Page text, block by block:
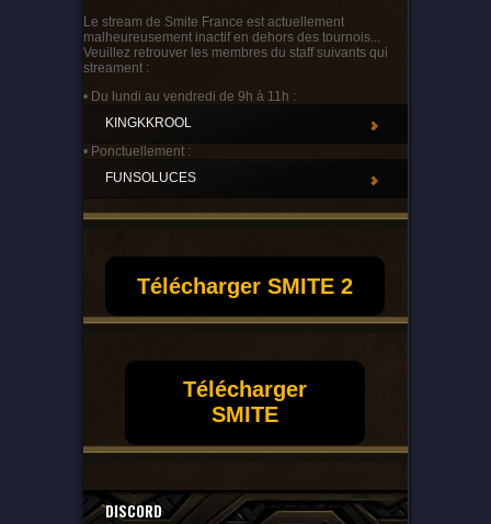
Le stream de Smite France est actuellement
malheureusement inactif en dehors des tournois...
Veuillez retrouver les membres du staff suivants qui
streament :
• Du lundi au vendredi de 9h à 11h :
KINGKKROOL
• Ponctuellement :
FUNSOLUCES
Télécharger SMITE 2
Télécharger
SMITE
DISCORD